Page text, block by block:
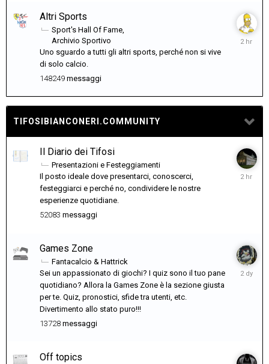
Altri Sports
Sport's Hall Of Fame
Archivio Sportivo
Uno sguardo a tutti gli altri sports, perché non si vive
di solo calcio.
148249 messaggi
TIFOSIBIANCONERI.COMMUNITY
Il Diario dei Tifosi
Presentazioni e Festeggiamenti
Il posto ideale dove presentarci, conoscerci,
festeggiarci e perché no, condividere le nostre
esperienze quotidiane.
52083 messaggi
Games Zone
Fantacalcio & Hattrick
Sei un appassionato di giochi? I quiz sono il tuo pane
quotidiano? Allora la Games Zone è la sezione giusta
per te. Quiz, pronostici, sfide tra utenti, etc.
Divertimento allo stato puro!!!
13728 messaggi
Off topics